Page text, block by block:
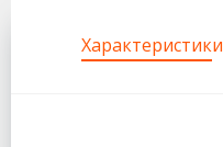
Характеристики